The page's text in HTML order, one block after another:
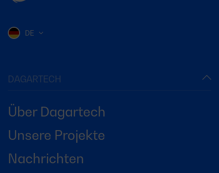
DAGARTECH
Über Dagartech
Unsere Projekte
Nachrichten
DE